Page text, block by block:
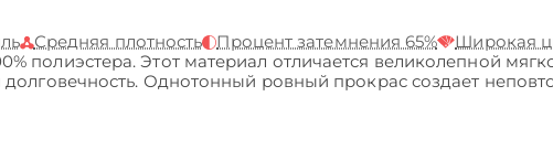
Средняя плотность Процент затемнения 65%
Широкая
полиэстера. Этот материал отличается великолепной
долговечность. Однотонный ровный прокрас создает